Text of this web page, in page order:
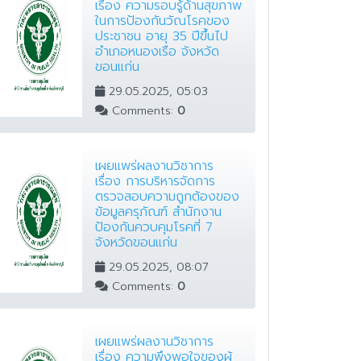
เรื่อง ความรอบรู้ด้านสุขภาพ
ในการป้องกันวัณโรคของ
ประชาชน อายุ 35 ปีขึ้นไป
อำเภอหนองเรือ จังหวัด
ขอนแก่น
29.05.2025, 05:03
Comments: 0
เผยแพร่ผลงานวิชาการ
เรื่อง การบริหารจัดการ
ตรวจสอบความถูกต้องของ
ข้อมูลครุภัณฑ์ สำนักงาน
ป้องกันควบคุมโรคที่ 7
จังหวัดขอนแก่น
29.05.2025, 08:07
Comments: 0
เผยแพร่ผลงานวิชาการ